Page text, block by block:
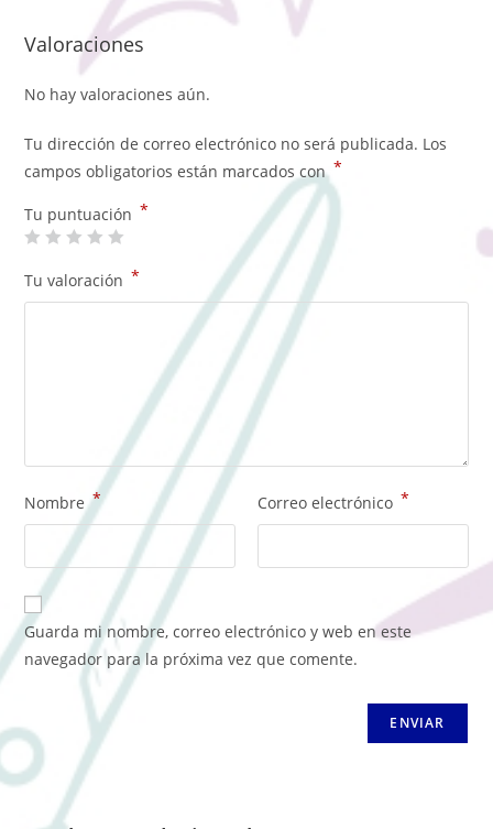
Valoraciones
No hay valoraciones aún.
Tu dirección de correo electrónico no será publicada. Los
campos obligatorios están marcados con *
Tu puntuación *
Tu valoración *
Nombre* Correo electrónico *
Guarda mi nombre, correo electrónico y web en este
navegador para la próxima vez que comente.